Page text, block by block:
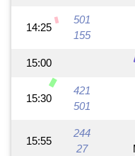
14:25
501
155
15:00
15:30
421
501
15:55
244
27